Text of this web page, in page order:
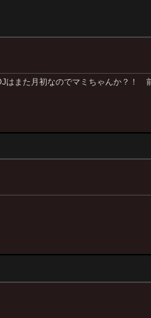
はまた月初なのでマミちゃんか？！